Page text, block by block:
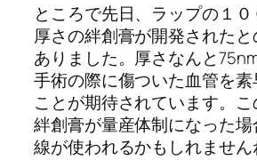
ところで先日、ラップの１
厚さの絆創膏が開発された
ありました。厚さなんと75nm
手術の際に傷ついた血管を
ことが期待されています。
絆創膏が量産体制になった
線が使われるかもしれません